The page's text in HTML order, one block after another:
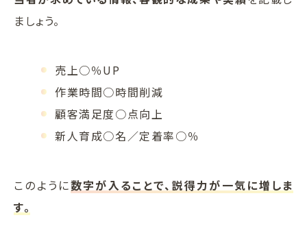
ましょう。
売上○％UP
作業時間○時間削減
顧客満足度○点向上
新人育成○名／定着率○％
このように数字が入ることで、説得力が一気に増しま
す。